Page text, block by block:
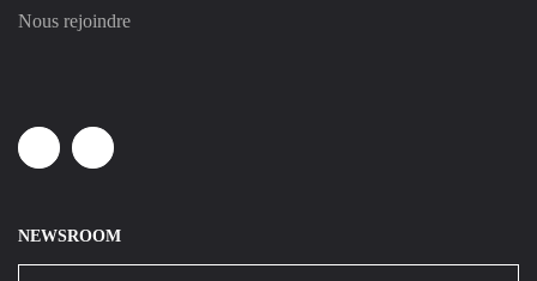
Nous rejoindre
LinkedinYoutube
NEWSROOM